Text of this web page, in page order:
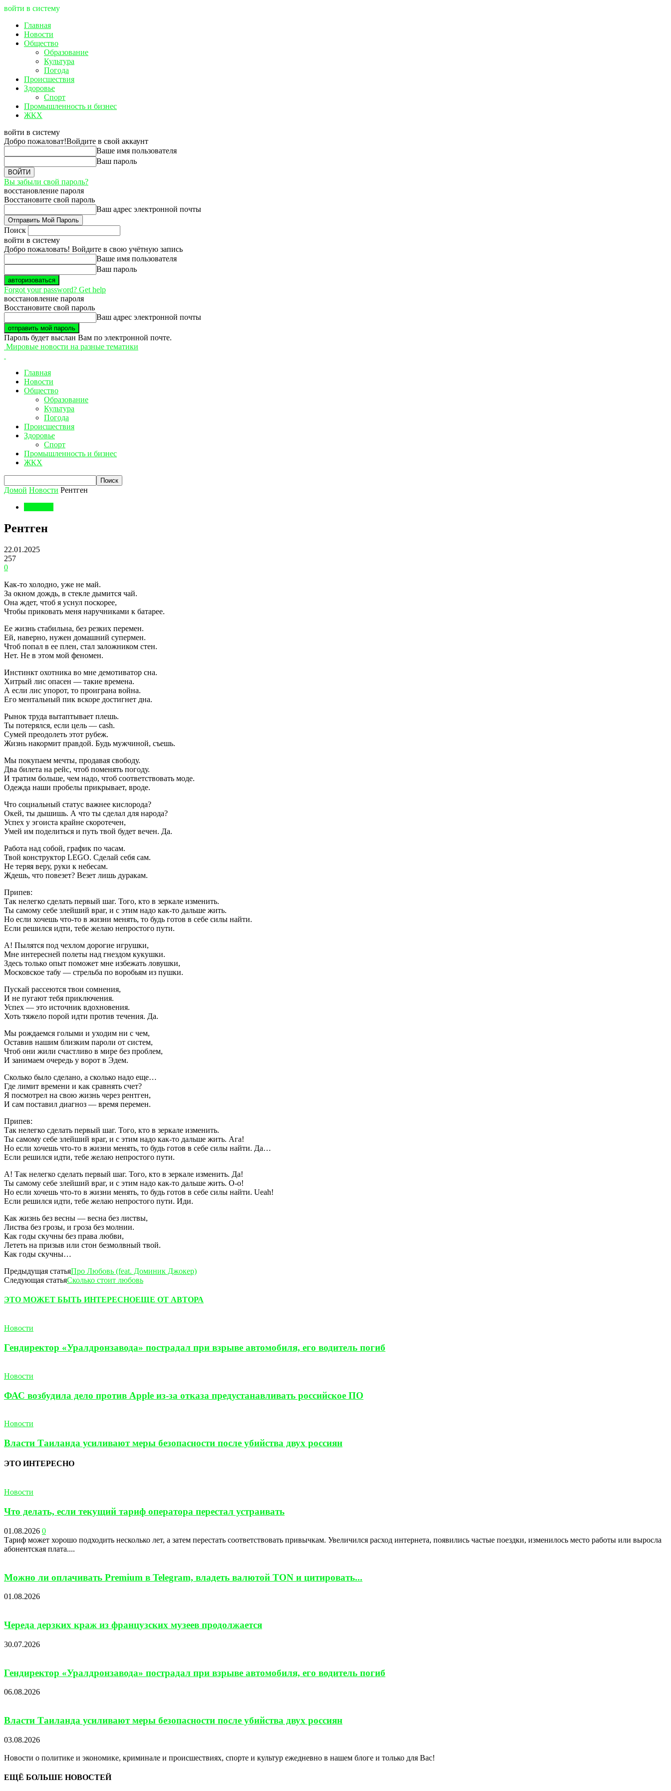
войти в систему
Главная
Новости
Общество
Образование
Культура
Погода
Происшествия
Здоровье
Спорт
Промышленность и бизнес
ЖКХ
войти в систему
Добро пожаловат!Войдите в свой аккаунт
Ваше имя пользователя
Ваш пароль
Вы забыли свой пароль?
восстановление пароля
Восстановите свой пароль
Ваш адрес электронной почты
Поиск
войти в систему
Добро пожаловать! Войдите в свою учётную запись
Ваше имя пользователя
Ваш пароль
Forgot your password? Get help
восстановление пароля
Восстановите свой пароль
Ваш адрес электронной почты
Пароль будет выслан Вам по электронной почте.
Мировые новости на разные тематики
Главная
Новости
Общество
Образование
Культура
Погода
Происшествия
Здоровье
Спорт
Промышленность и бизнес
ЖКХ
Домой Новости Рентген
Рентген
22.01.2025
257
0
Как-то холодно, уже не май.
За окном дождь, в стекле дымится чай.
Она ждет, чтоб я уснул поскорее,
Чтобы приковать меня наручниками к батарее.
Ее жизнь стабильна, без резких перемен.
Ей, наверно, нужен домашний супермен.
Чтоб попал в ее плен, стал заложником стен.
Нет. Не в этом мой феномен.
Инстинкт охотника во мне демотиватор сна.
Хитрый лис опасен — такие времена.
А если лис упорот, то проиграна война.
Его ментальный пик вскоре достигнет дна.
Рынок труда вытаптывает плешь.
Ты потерялся, если цель — cash.
Сумей преодолеть этот рубеж.
Жизнь накормит правдой. Будь мужчиной, съешь.
Мы покупаем мечты, продавая свободу.
Два билета на рейс, чтоб поменять погоду.
И тратим больше, чем надо, чтоб соответствовать моде.
Одежда наши пробелы прикрывает, вроде.
Что социальный статус важнее кислорода?
Окей, ты дышишь. А что ты сделал для народа?
Успех у эгоиста крайне скоротечен,
Умей им поделиться и путь твой будет вечен. Да.
Работа над собой, график по часам.
Твой конструктор LEGO. Сделай себя сам.
Не теряя веру, руки к небесам.
Ждешь, что повезет? Везет лишь дуракам.
Припев:
Так нелегко сделать первый шаг. Того, кто в зеркале изменить.
Ты самому себе злейший враг, и с этим надо как-то дальше жить.
Но если хочешь что-то в жизни менять, то будь готов в себе силы найти.
Если решился идти, тебе желаю непростого пути.
А! Пылятся под чехлом дорогие игрушки,
Мне интересней полеты над гнездом кукушки.
Здесь только опыт поможет мне избежать ловушки,
Московское табу — стрельба по воробьям из пушки.
Пускай рассеются твои сомнения,
И не пугают тебя приключения.
Успех — это источник вдохновения.
Хоть тяжело порой идти против течения. Да.
Мы рождаемся голыми и уходим ни с чем,
Оставив нашим близким пароли от систем,
Чтоб они жили счастливо в мире без проблем,
И занимаем очередь у ворот в Эдем.
Сколько было сделано, а сколько надо еще…
Где лимит времени и как сравнять счет?
Я посмотрел на свою жизнь через рентген,
И сам поставил диагноз — время перемен.
Припев:
Так нелегко сделать первый шаг. Того, кто в зеркале изменить.
Ты самому себе злейший враг, и с этим надо как-то дальше жить. Ага!
Но если хочешь что-то в жизни менять, то будь готов в себе силы найти. Да…
Если решился идти, тебе желаю непростого пути.
А! Так нелегко сделать первый шаг. Того, кто в зеркале изменить. Да!
Ты самому себе злейший враг, и с этим надо как-то дальше жить. О-о!
Но если хочешь что-то в жизни менять, то будь готов в себе силы найти. Ueah!
Если решился идти, тебе желаю непростого пути. Иди.
Как жизнь без весны — весна без листвы,
Листва без грозы, и гроза без молнии.
Как годы скучны без права любви,
Лететь на призыв или стон безмолвный твой.
Как годы скучны…
Предыдущая статьяПро Любовь (feat. Доминик Джокер)
Следующая статьяСколько стоит любовь
ЭТО МОЖЕТ БЫТЬ ИНТЕРЕСНОЕЩЕ ОТ АВТОРА
Новости
Гендиректор «Уралдронзавода» пострадал при взрыве автомобиля, его водитель погиб
Новости
ФАС возбудила дело против Apple из-за отказа предустанавливать российское ПО
Новости
Власти Таиланда усиливают меры безопасности после убийства двух россиян
ЭТО ИНТЕРЕСНО
Новости
Что делать, если текущий тариф оператора перестал устраивать
01.08.2026 0
Тариф может хорошо подходить несколько лет, а затем перестать соответствовать привычкам. Увеличился расход интернета, появились частые поездки, изменилось место работы или выросла
абонентская плата....
Можно ли оплачивать Premium в Telegram, владеть валютой TON и цитировать...
01.08.2026
Череда дерзких краж из французских музеев продолжается
30.07.2026
Гендиректор «Уралдронзавода» пострадал при взрыве автомобиля, его водитель погиб
06.08.2026
Власти Таиланда усиливают меры безопасности после убийства двух россиян
03.08.2026
Новости о политике и экономике, криминале и происшествиях, спорте и культур ежедневно в нашем блоге и только для Вас!
ЕЩЁ БОЛЬШЕ НОВОСТЕЙ